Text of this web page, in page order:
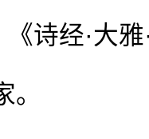
诗经·大